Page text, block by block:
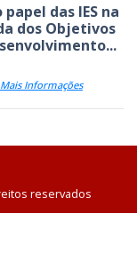
papel das IES na
dos Objetivos
Informações
reservados